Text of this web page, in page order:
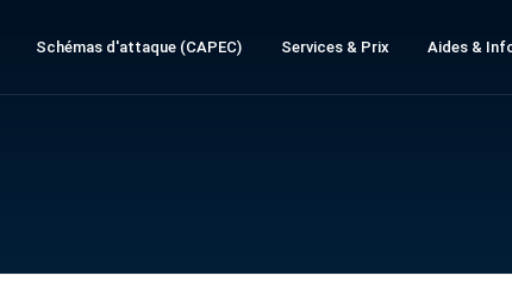
Schémas d'attaque (CAPEC) Services & Prix Aides &